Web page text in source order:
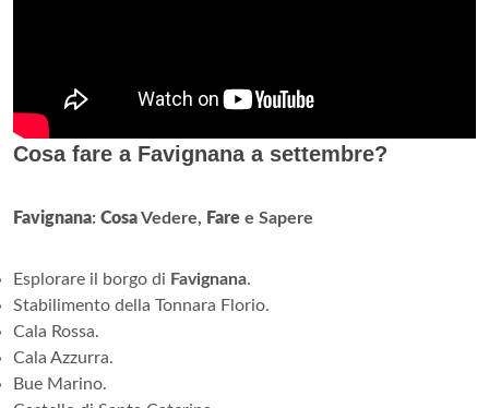
Cosa fare a Favignana a settembre?
Favignana: CosaVedere, Fare e Sapere
Esplorare il borgo di Favignana.
Stabilimento della Tonnara Florio.
Cala Rossa.
Cala Azzurra.
Bue Marino.